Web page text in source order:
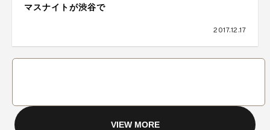
マスナイトが渋谷で
2017.12.17
VIEW MORE